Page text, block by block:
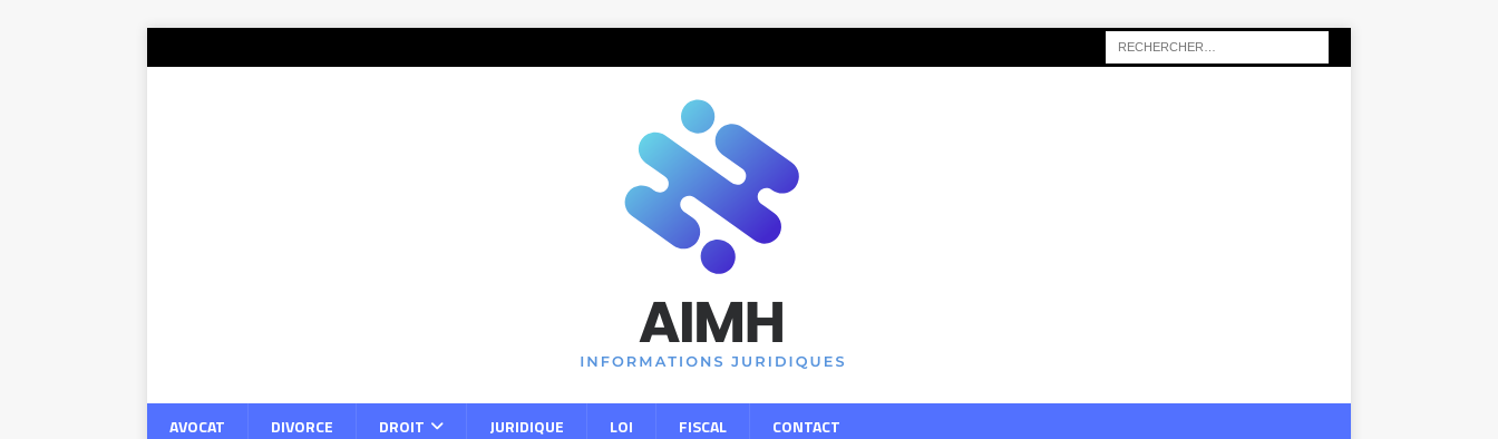
AVOCAT DIVORCE DROIT JURIDIQUE LOI FISCAL CONTACT